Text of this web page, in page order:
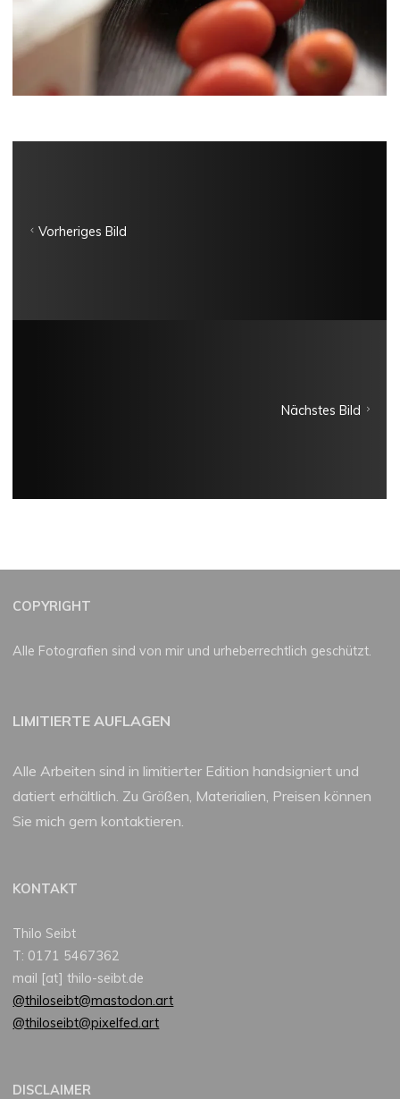
Vorheriges Bild
Nächstes Bild
COPYRIGHT
Alle Fotografien sind von mir und urheberrechtlich geschützt.
LIMITIERTE AUFLAGEN
Alle Arbeiten sind in limitierter Edition handsigniert und
datiert erhältlich. Zu Größen, Materialien, Preisen können
Sie mich gern kontaktieren.
KONTAKT
Thilo Seibt
T: 0171 5467362
mail [at] thilo-seibt.de
@thiloseibt@mastodon.art
@thiloseibt@pixelfed.art
DISCLAIMER